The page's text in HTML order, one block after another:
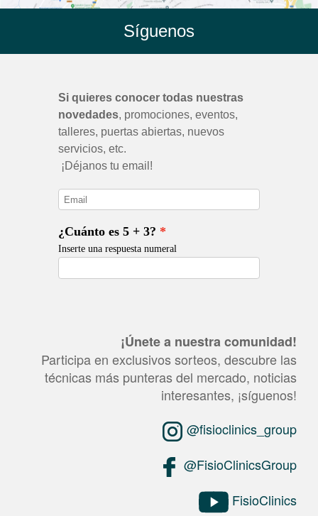
Síguenos
¡Únete a nuestra comunidad!
Participa en exclusivos sorteos, descubre las
técnicas más punteras del mercado, noticias
interesantes, ¡síguenos!
@fisioclinics_group
@FisioClinicsGroup
FisioClinics